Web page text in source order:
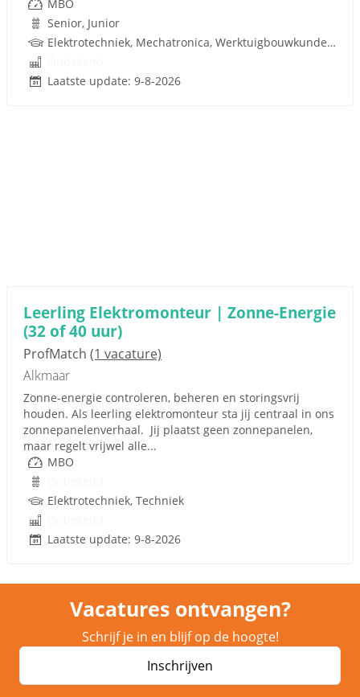
MBO
Senior, Junior
Elektrotechniek, Mechatronica, Werktuigbouwkunde, Pneumatiek, Techniek
Laatste update: 9-8-2026
Leerling Elektromonteur | Zonne-Energie
(32 of 40 uur)
ProfMatch (1 vacature)
Alkmaar
Zonne-energie controleren, beheren en storingsvrij
houden. Als leerling elektromonteur sta jij centraal in ons
zonnepanelenverhaal. Jij plaatst geen zonnepanelen,
maar regelt vrijwel alle...
MBO
Elektrotechniek, Techniek
Laatste update: 9-8-2026
Vacatures ontvangen?
Schrijf je in en blijf op de hoogte!
Inschrijven